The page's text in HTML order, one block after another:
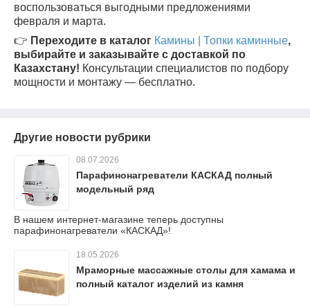
воспользоваться выгодными предложениями
февраля и марта.
👉 Переходите в каталог Камины | Топки каминные,
выбирайте и заказывайте с доставкой по
Казахстану! Консультации специалистов по подбору
мощности и монтажу — бесплатно.
Другие новости рубрики
08.07.2026
Парафинонагреватели КАСКАД полный
модельный ряд
В нашем интернет-магазине теперь доступны
парафинонагреватели «КАСКАД»!
18.05.2026
Мраморные массажные столы для хамама и
полный каталог изделий из камня